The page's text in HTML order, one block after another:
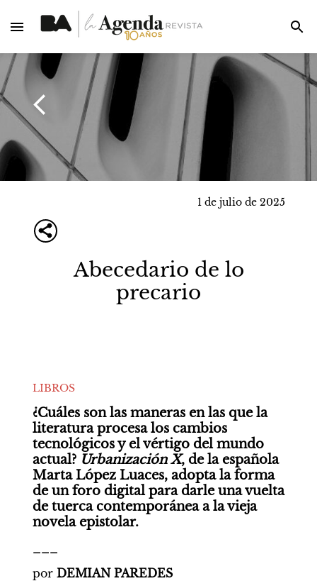
1 de julio de 2025
Abecedario de lo
precario
LIBROS
¿Cuáles son las maneras en las que la
literatura procesa los cambios
tecnológicos y el vértigo del mundo
actual? Urbanización X, de la española
Marta López Luaces, adopta la forma
de un foro digital para darle una vuelta
de tuerca contemporánea a la vieja
novela epistolar.
por DEMIAN PAREDES